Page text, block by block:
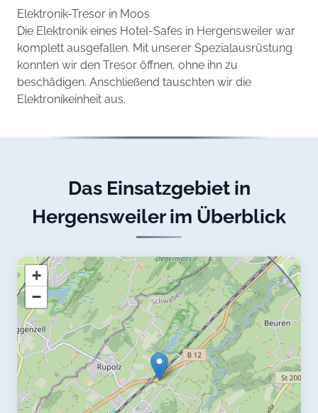
Elektronik-Tresor in Moos
Die Elektronik eines Hotel-Safes in Hergensweiler war
komplett ausgefallen. Mit unserer Spezialausrüstung
konnten wir den Tresor öffnen, ohne ihn zu
beschädigen. Anschließend tauschten wir die
Elektronikeinheit aus.
Das Einsatzgebiet in
Hergensweiler im Überblick
+
−